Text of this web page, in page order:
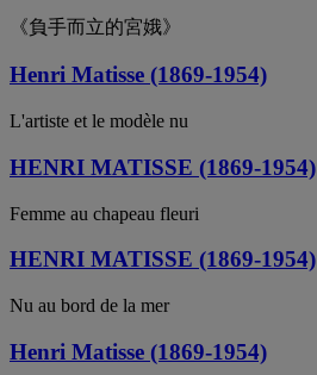
《負手而立的宮娥》
Henri Matisse (1869-1954)
L'artiste et le modèle nu
HENRI MATISSE (1869-1954)
Femme au chapeau fleuri
HENRI MATISSE (1869-1954)
Nu au bord de la mer
Henri Matisse (1869-1954)